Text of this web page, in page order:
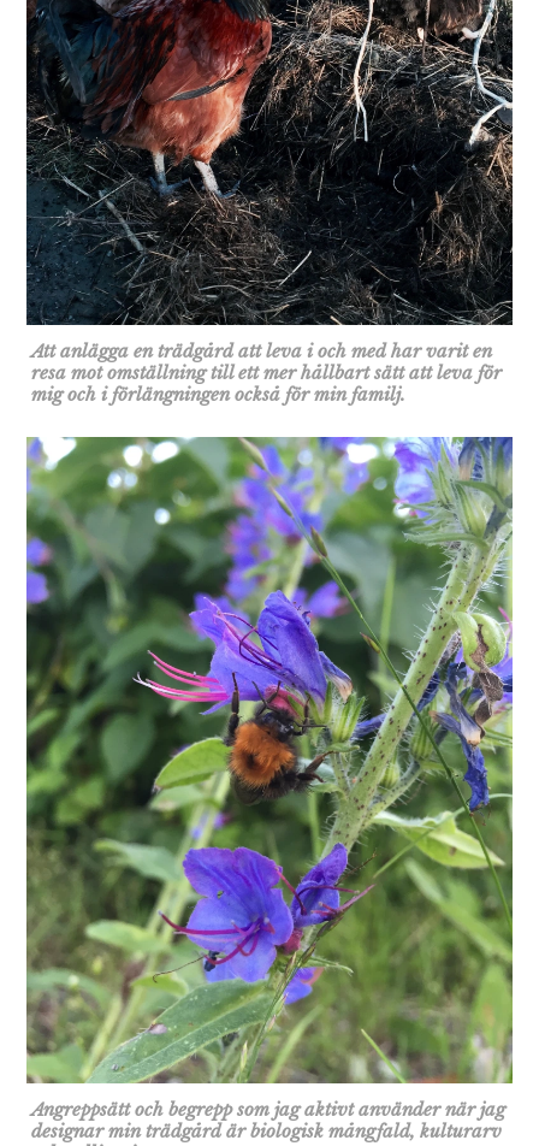
Att anlägga en trädgård att leva i och med har varit en
resa mot omställning till ett mer hållbart sätt att leva för
mig och i förlängningen också för min familj.
Angreppsätt och begrepp som jag aktivt använder när jag
designar min trädgård är biologisk mångfald, kulturarv